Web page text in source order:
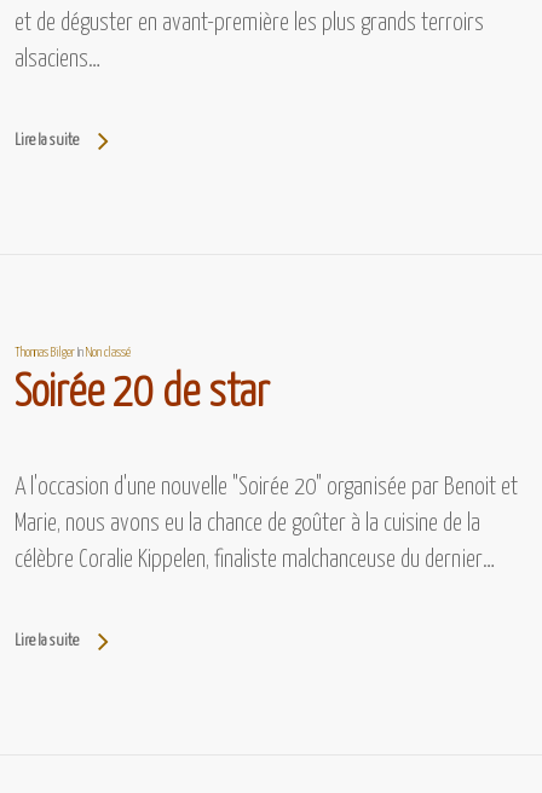
et de déguster en avant-première les plus grands terroirs
alsaciens…
Lire la suite
Thomas Bilger InNon classé
Soirée 20 de star
A l'occasion d'une nouvelle "Soirée 20" organisée par Benoit et
Marie, nous avons eu la chance de goûter à la cuisine de la
célèbre Coralie Kippelen, finaliste malchanceuse du dernier…
Lire la suite